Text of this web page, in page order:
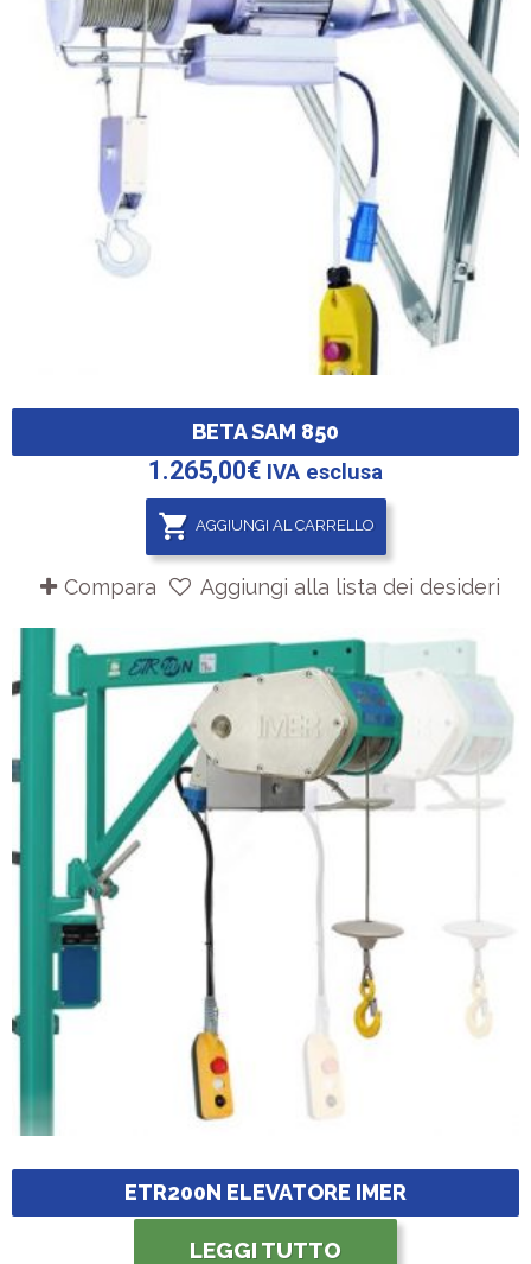
BETA SAM 850
1.265,00€ IVA esclusa
AGGIUNGI AL CARRELLO
Compara Aggiungi alla lista dei desideri
ETR200N ELEVATORE IMER
LEGGI TUTTO